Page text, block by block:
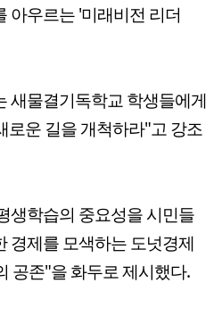
아우르는 '미래비전 리더
새물결기독학교 학생들에게
로운 길을 개척하라"고 강조
생학습의 중요성을 시민들
경제를 모색하는 도넛경제
공존"을 화두로 제시했다.